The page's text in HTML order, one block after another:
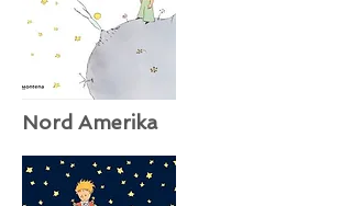
Nord Amerika